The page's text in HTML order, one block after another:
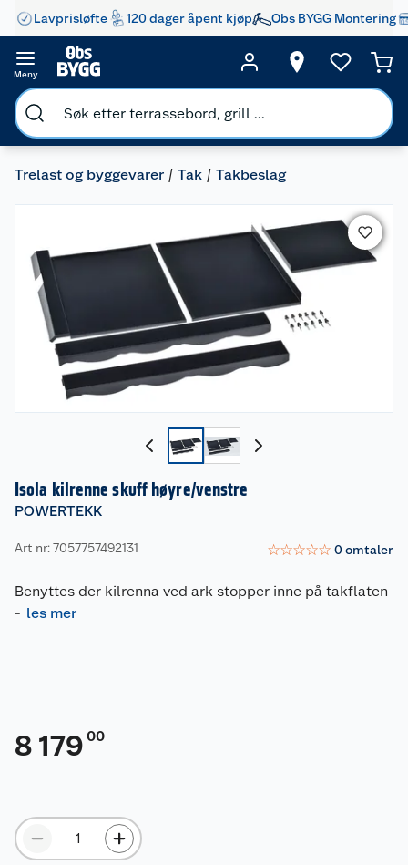
Lavprisløfte 120 dager åpent kjøp Obs BYGG Montering
Meny
Trelast og byggevarer Tak Takbeslag
Isola kilrenne skuff høyre/venstre
POWERTEKK
Art nr: 7057757492131 ☆☆☆☆☆ 0omtaler
Benyttes der kilrenna ved ark stopper inne på takflaten
- les mer
8 179 00